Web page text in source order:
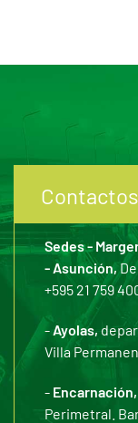
Contactos
Sedes -
- Asunción,De
+595 21 759
-Ayolas,
Villa
- Encarnación,
Perimetral.